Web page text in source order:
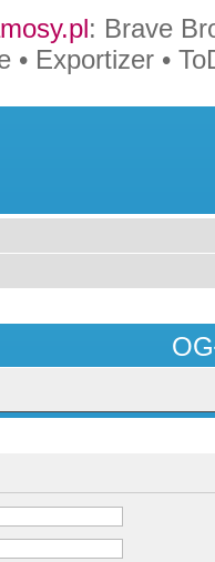
: Brave
• Exportizer •